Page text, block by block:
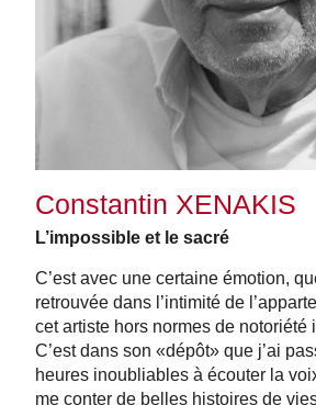
Constantin XENAKIS
L’impossible et le sacré
C’est avec une certaine émotion,
retrouvée dans l’intimité de
cet artiste hors normes de notoriété
C’est dans son «dépôt» que j’ai
heures inoubliables à écouter la
me conter de belles histoires de